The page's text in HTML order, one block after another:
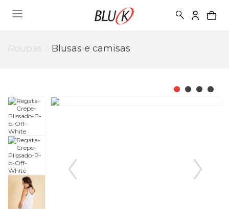
Roupas Blusas e camisas